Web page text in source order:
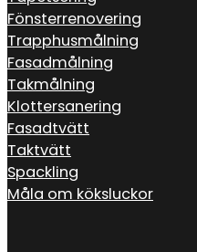
Fönsterrenovering
Trapphusmålning
Fasadmålning
Takmålning
Klottersanering
Fasadtvätt
Taktvätt
Spackling
Måla om köksluckor